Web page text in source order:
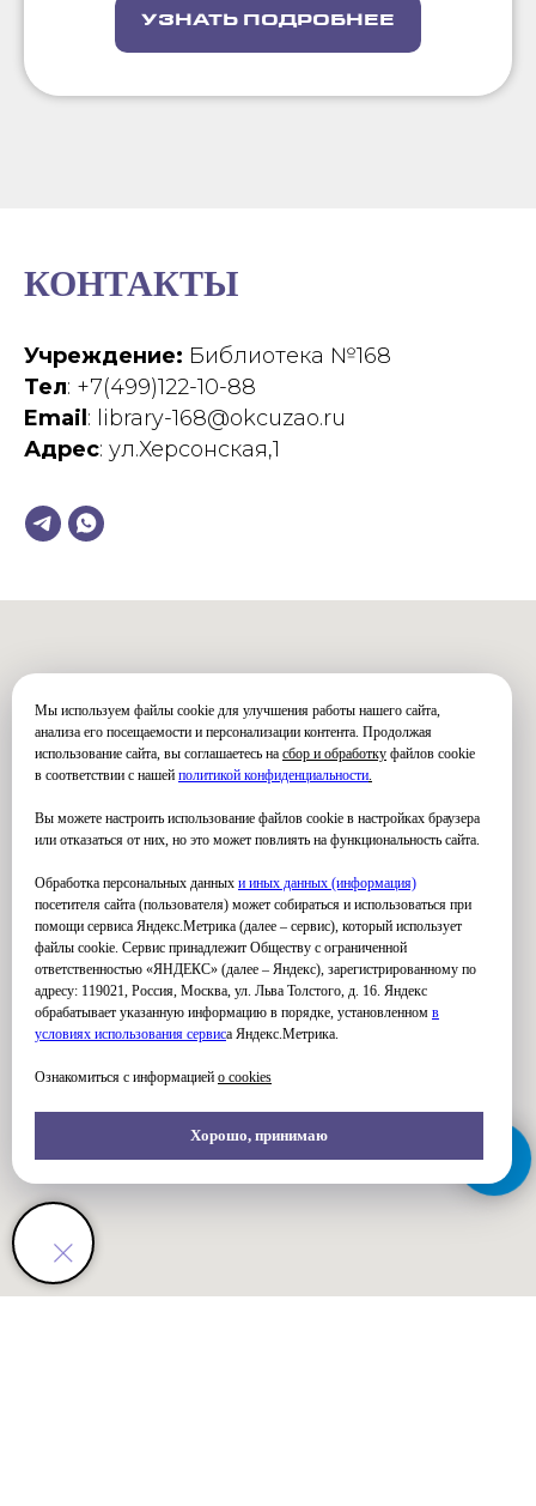
Мы используем файлы cookie для улучшения работы нашего сайта,
анализа его посещаемости и персонализации контента. Продолжая
использование сайта, вы соглашаетесь на сбор и обработку файлов cookie
в соответствии с нашей политикой конфиденциальности.
Вы можете настроить использование файлов cookie в настройках браузера
или отказаться от них, но это может повлиять на функциональность сайта.
Обработка персональных данных и иных данных (информация)
посетителя сайта (пользователя) может собираться и использоваться при
помощи сервиса Яндекс.Метрика (далее – сервис), который использует
файлы cookie. Сервис принадлежит Обществу с ограниченной
ответственностью «ЯНДЕКС» (далее – Яндекс), зарегистрированному по
адресу: 119021, Россия, Москва, ул. Льва Толстого, д. 16. Яндекс
обрабатывает указанную информацию в порядке, установленном в
условиях использования сервиса Яндекс.Метрика.
Ознакомиться с информацией о cookies
Хорошо, принимаю
УЗНАТЬ ПОДРОБНЕЕ
КОНТАКТЫ
Учреждение: Библиотека №168
Тел: +7(499)122-10-88
Email : library-168@okcuzao.ru
Адрес: ул.Херсонская,1